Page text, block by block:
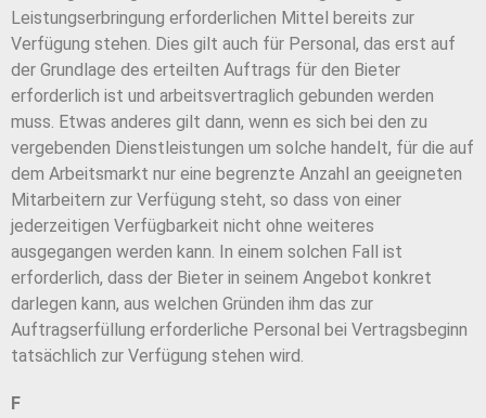
Leistungserbringung erforderlichen Mittel bereits zur
Verfügung stehen. Dies gilt auch für Personal, das erst auf
der Grundlage des erteilten Auftrags für den Bieter
erforderlich ist und arbeitsvertraglich gebunden werden
muss. Etwas anderes gilt dann, wenn es sich bei den zu
vergebenden Dienstleistungen um solche handelt, für die auf
dem Arbeitsmarkt nur eine begrenzte Anzahl an geeigneten
Mitarbeitern zur Verfügung steht, so dass von einer
jederzeitigen Verfügbarkeit nicht ohne weiteres
ausgegangen werden kann. In einem solchen Fall ist
erforderlich, dass der Bieter in seinem Angebot konkret
darlegen kann, aus welchen Gründen ihm das zur
Auftragserfüllung erforderliche Personal bei Vertragsbeginn
tatsächlich zur Verfügung stehen wird.
F